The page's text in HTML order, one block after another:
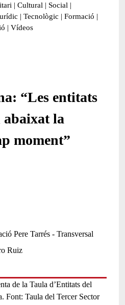
| Cultural | Social |
| Tecnològic | Formació |
| Vídeos
“Les entitats
abaixat la
moment”
Pere Tarrés - Transversal
Ruiz